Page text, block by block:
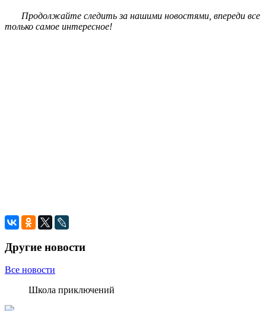
Продолжайте следить за нашими новостями, впереди все
только самое интересное!
Другие новости
Все новости
Школа приключений